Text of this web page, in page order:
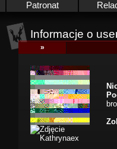
Patronat
Informacje o
»